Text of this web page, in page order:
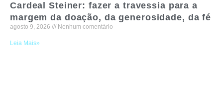
Cardeal Steiner: fazer a travessia para a
margem da doação, da generosidade, da fé
agosto 9, 2026 Nenhum comentário
Leia Mais»